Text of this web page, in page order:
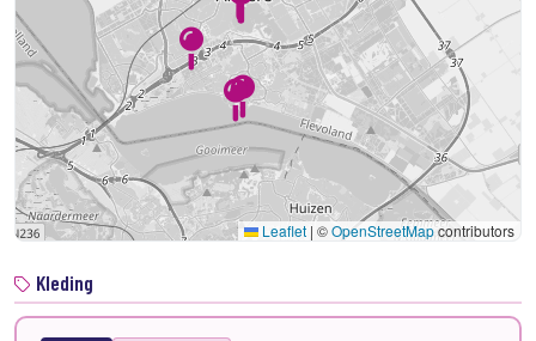
Kaart laden...
Leaflet | ©OpenStreetMapcontributors
Kleding